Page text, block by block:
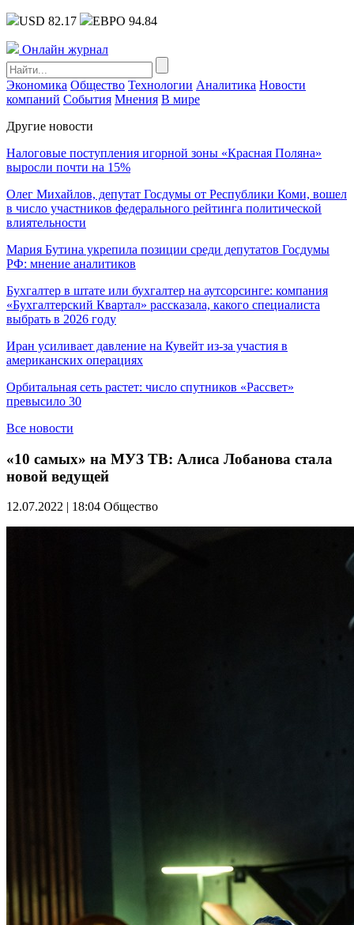
USD 82.17 ЕВРО 94.84
Онлайн журнал
Экономика Общество Технологии Аналитика Новости
компаний События Мнения В мире
Другие новости
Налоговые поступления игорной зоны «Красная Поляна»
выросли почти на 15%
Олег Михайлов, депутат Госдумы от Республики Коми, вошел
в число участников федерального рейтинга политической
влиятельности
Мария Бутина укрепила позиции среди депутатов Госдумы
РФ: мнение аналитиков
Бухгалтер в штате или бухгалтер на аутсорсинге: компания
«Бухгалтерский Квартал» рассказала, какого специалиста
выбрать в 2026 году
Иран усиливает давление на Кувейт из-за участия в
американских операциях
Орбитальная сеть растет: число спутников «Рассвет»
превысило 30
Все новости
«10 самых» на МУЗ ТВ: Алиса Лобанова стала
новой ведущей
12.07.2022 | 18:04 Общество